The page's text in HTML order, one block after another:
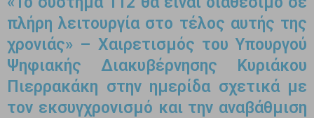
πλήρη λειτουργία στο τέλος αυτής της
χρονιάς» – Χαιρετισμός του Υπουργού
Ψηφιακής Διακυβέρνησης Κυριάκου
Πιερρακάκη στην ημερίδα σχετικά με
τον εκσυγχρονισμό και την αναβάθμιση